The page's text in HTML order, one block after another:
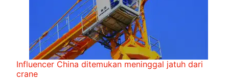
Influencer China ditemukan meninggal jatuh dari
crane